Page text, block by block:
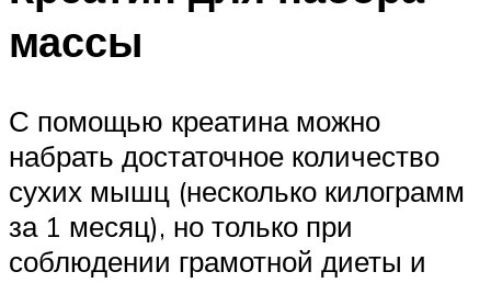
массы
С помощью креатина можно
набрать достаточное количество
сухих мышц (несколько килограмм
за 1 месяц), но только при
соблюдении грамотной диеты и